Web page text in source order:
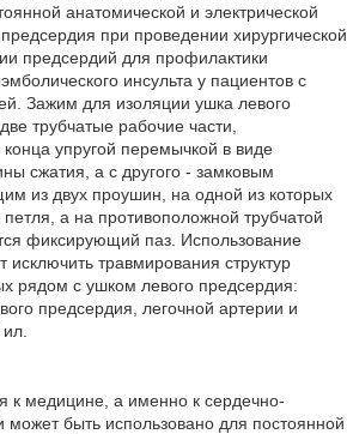
анатомической и электрической
при проведении хирургической
предсердий для профилактики
инсульта у пациентов с
Зажим для изоляции ушка левого
трубчатые рабочие части,
упругой перемычкой в виде
сжатия, а с другого - замковым
из двух проушин, на одной из которых
а на противоположной трубчатой
фиксирующий паз. Использование
исключить травмирования структур
рядом с ушком левого предсердия:
предсердия, легочной артерии и
к медицине, а именно к сердечно-
может быть использовано для постоянной